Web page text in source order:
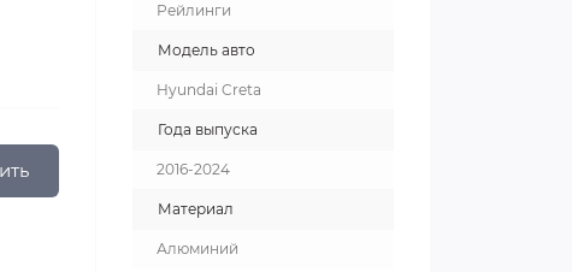
Рейлинги
Модель авто
Hyundai Creta
Года выпуска
2016-2024
Материал
Алюминий